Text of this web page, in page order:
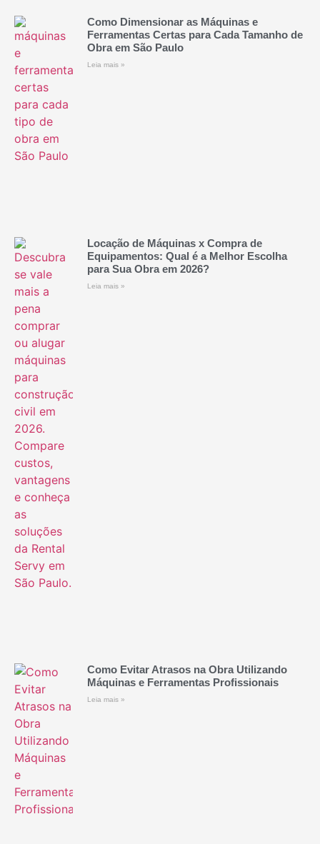
Como Dimensionar as Máquinas e
Ferramentas Certas para Cada Tamanho de
Obra em São Paulo
Leia mais »
Locação de Máquinas x Compra de
Equipamentos: Qual é a Melhor Escolha
para Sua Obra em 2026?
Leia mais »
Como Evitar Atrasos na Obra Utilizando
Máquinas e Ferramentas Profissionais
Leia mais »